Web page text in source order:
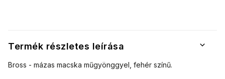
Termék részletes leírása
Bross - mázas macska műgyönggyel, fehér színű.